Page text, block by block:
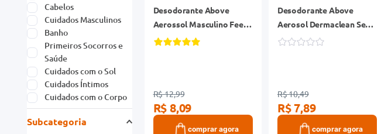
Cabelos
Cuidados Masculinos
Banho
Primeiros Socorros e
Saúde
Cuidados com o Sol
Cuidados Íntimos
Cuidados com o Corpo
Subcategoria
Desodorante Above
Aerossol Masculino Feel
Free 150ml
R$ 12,99
R$ 8,09
comprar agora
Desodorante Above
Aerosol Dermaclean Sem
Perfume 150ml
R$ 10,49
R$ 7,89
comprar agora